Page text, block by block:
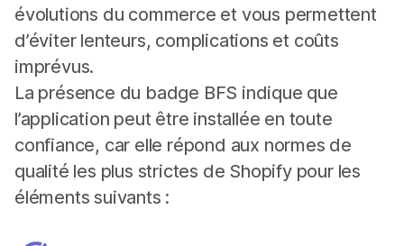
évolutions du commerce et vous permettent
d’éviter lenteurs, complications et coûts
imprévus.
La présence du badge BFS indique que
l’application peut être installée en toute
confiance, car elle répond aux normes de
qualité les plus strictes de Shopify pour les
éléments suivants :